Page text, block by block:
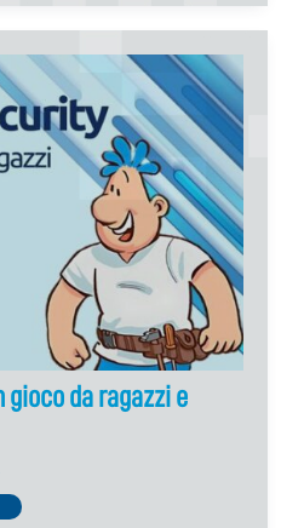
gioco da ragazzi e